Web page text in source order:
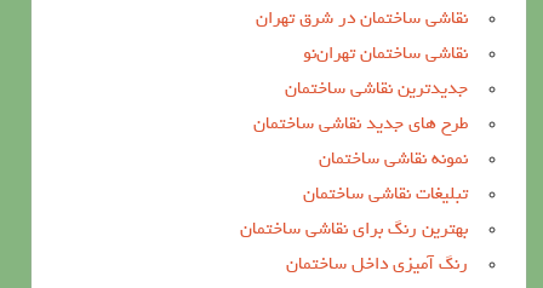
نقاشی ساختمان در شرق تهران
نقاشی ساختمان تهران‌نو
جدیدترین نقاشی ساختمان
طرح های جدید نقاشی ساختمان
نمونه نقاشی ساختمان
تبلیغات نقاشی ساختمان
بهترین رنگ برای نقاشی ساختمان
رنگ آمیزی داخل ساختمان